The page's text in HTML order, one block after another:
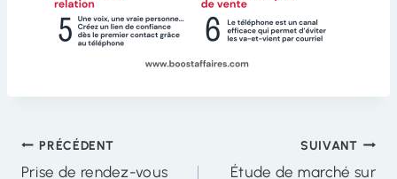
Navigation
PRÉCÉDENT
Prise de rendez-vous
SUIVANT
Étude de marché sur